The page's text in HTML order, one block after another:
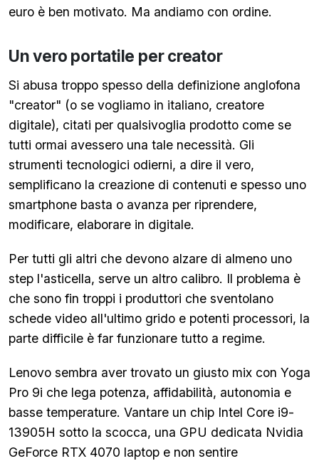
euro è ben motivato. Ma andiamo con ordine.
Un vero portatile per creator
Si abusa troppo spesso della definizione anglofona
"creator" (o se vogliamo in italiano, creatore
digitale), citati per qualsivoglia prodotto come se
tutti ormai avessero una tale necessità. Gli
strumenti tecnologici odierni, a dire il vero,
semplificano la creazione di contenuti e spesso uno
smartphone basta o avanza per riprendere,
modificare, elaborare in digitale.
Per tutti gli altri che devono alzare di almeno uno
step l'asticella, serve un altro calibro. Il problema è
che sono fin troppi i produttori che sventolano
schede video all'ultimo grido e potenti processori, la
parte difficile è far funzionare tutto a regime.
Lenovo sembra aver trovato un giusto mix con Yoga
Pro 9i che lega potenza, affidabilità, autonomia e
basse temperature. Vantare un chip Intel Core i9-
13905H sotto la scocca, una GPU dedicata Nvidia
GeForce RTX 4070 laptop e non sentire